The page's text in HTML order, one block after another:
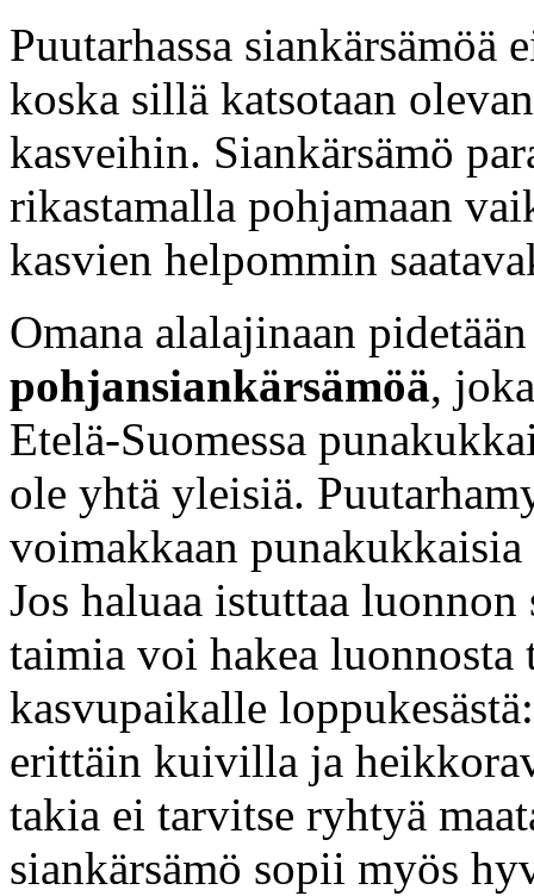
Puutarhassa
koska sillä katsotaan
kasveihin. Siankärsämö
rikastamalla pohjamaan
kasvien helpommin
Omana alalajinaan
pohjansiankärsämöä,
Etelä-Suomessa
ole yhtä yleisiä.
voimakkaan
Jos haluaa istuttaa luonnon
taimia voi hakea luonnosta
kasvupaikalle
erittäin kuivilla ja
takia ei tarvitse ryhtyä
siankärsämö sopii myös